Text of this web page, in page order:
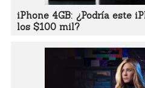
iPhone 4GB: ¿Podría este
los $100 mil?